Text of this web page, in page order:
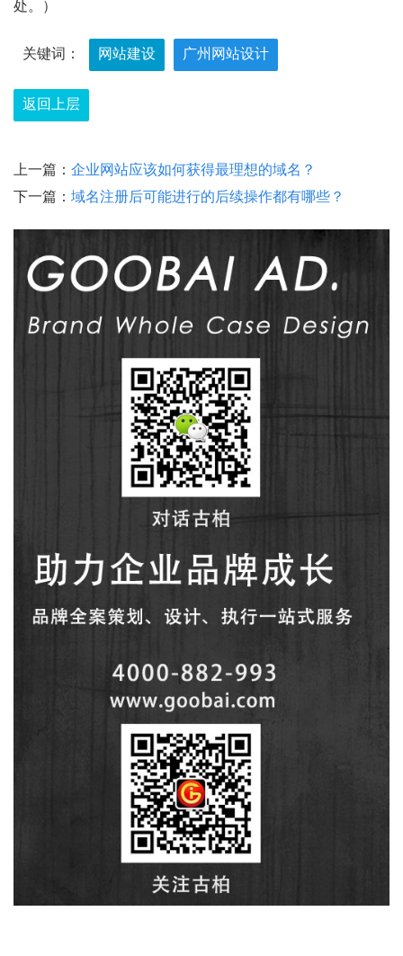
处。）
关键词： 网站建设 广州网站设计
返回上层
上一篇： 企业网站应该如何获得最理想的域名？
下一篇： 域名注册后可能进行的后续操作都有哪些？